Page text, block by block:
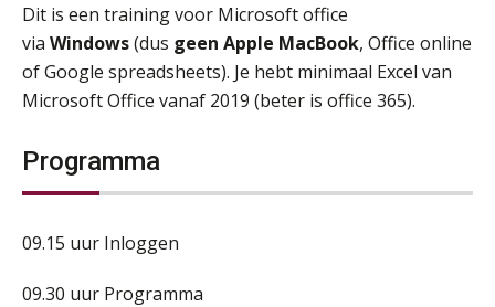
Dit is een training voor Microsoft office
via Windows(dus geen Apple MacBook, Office online
of Google spreadsheets). Je hebt minimaal Excel van
Microsoft Office vanaf 2019 (beter is office 365).
Programma
09.15 uur Inloggen
09.30 uur Programma